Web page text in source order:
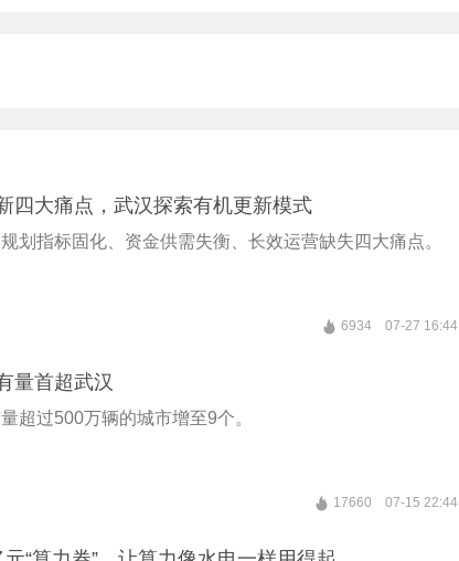
四大痛点，武汉探索有机更新模式
划指标固化、资金供需失衡、长效运营缺失四大痛点。
6934 07-27 16:44
量首超武汉
超过500万辆的城市增至9个。
17660 07-15 22:44